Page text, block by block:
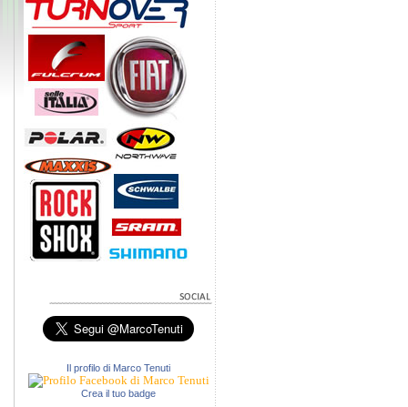
Il profilo di Marco Tenuti
Crea il tuo badge